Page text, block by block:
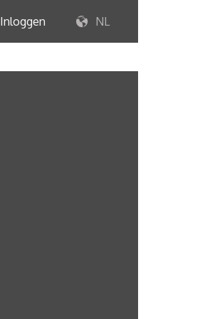
Inloggen NL